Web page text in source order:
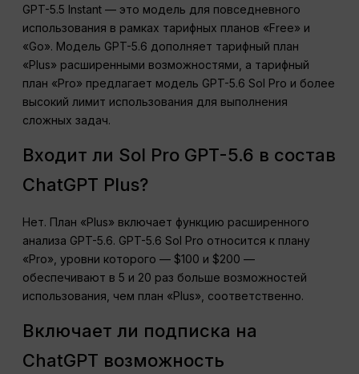
GPT-5.5 Instant — это модель для повседневного
использования в рамках тарифных планов «Free» и
«Go». Модель GPT-5.6 дополняет тарифный план
«Plus» расширенными возможностями, а тарифный
план «Pro» предлагает модель GPT-5.6 Sol Pro и более
высокий лимит использования для выполнения
сложных задач.
Входит ли Sol Pro GPT-5.6 в состав
ChatGPT Plus?
Нет. План «Plus» включает функцию расширенного
анализа GPT-5.6. GPT-5.6 Sol Pro относится к плану
«Pro», уровни которого — $100 и $200 —
обеспечивают в 5 и 20 раз больше возможностей
использования, чем план «Plus», соответственно.
Включает ли подписка на
ChatGPT возможность